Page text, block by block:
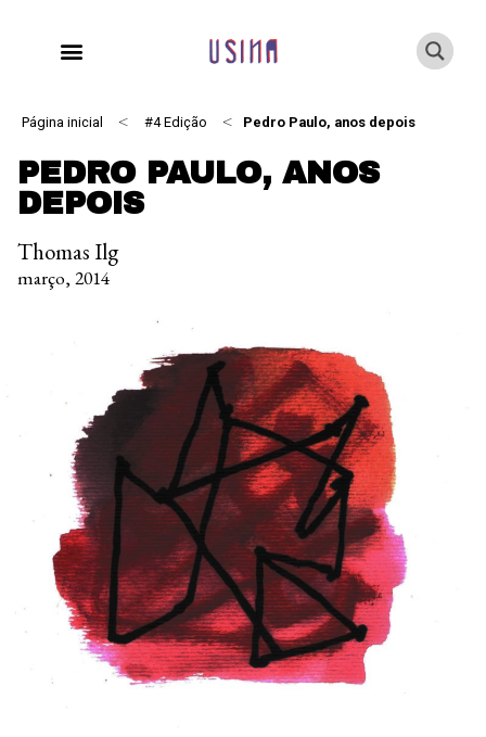
Página inicial < #4 Edição < Pedro Paulo, anos depois
PEDRO PAULO, ANOS
DEPOIS
Thomas Ilg
março, 2014